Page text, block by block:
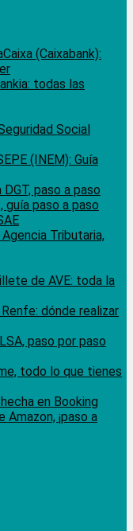
(Caixabank):
todas las
Social
(INEM): Guía
paso a paso
guía paso a paso
Tributaria,
de AVE: toda la
dónde realizar
paso por paso
todo lo que tienes
en Booking
¡paso a